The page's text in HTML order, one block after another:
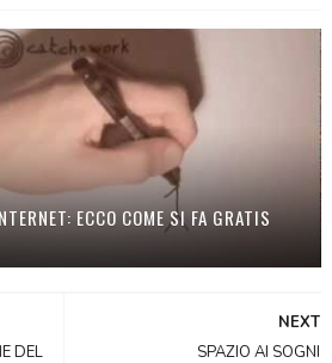
ECCO COME SI FA GRATIS
NEXT
SPAZIO AI SOGNI
DEL